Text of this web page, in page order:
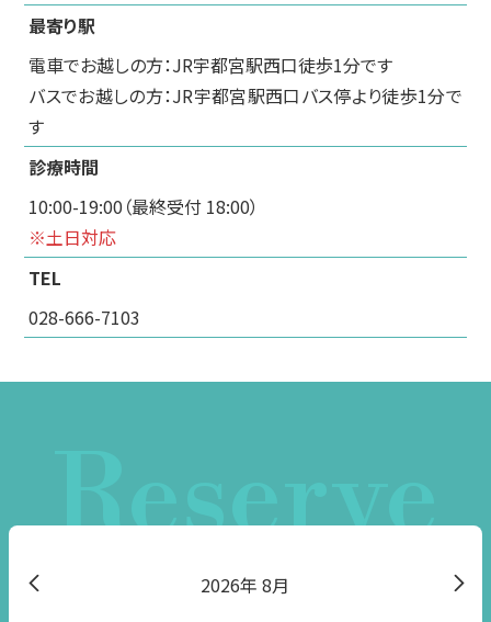
最寄り駅
電車でお越しの方：JR宇都宮駅西口徒歩1分です
バスでお越しの方：JR宇都宮駅西口バス停より徒歩1分で
す
診療時間
10:00-19:00（最終受付 18:00）
※土日対応
TEL
028-666-7103
Reserve
2026 8月